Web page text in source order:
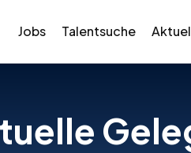
Jobs Talentsuche